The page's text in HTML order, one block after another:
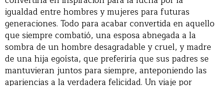
igualdad entre hombres y mujeres para futuras
generaciones. Todo para acabar convertida en aquello
que siempre combatió, una esposa abnegada a la
sombra de un hombre desagradable y cruel, y madre
de una hija egoísta, que preferiría que sus padres se
mantuvieran juntos para siempre, anteponiendo las
apariencias a la verdadera felicidad. Un viaje por